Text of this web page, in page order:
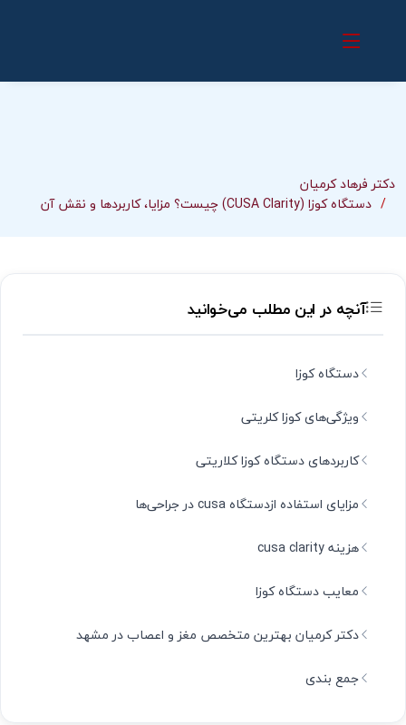
دکتر فرهاد کرمیان
دستگاه کوزا (CUSA Clarity) چیست؟ مزایا، کاربردها و نقش آن
آنچه در این مطلب می‌خوانید
دستگاه کوزا
ویژگی‌های کوزا کلریتی
کاربردهای دستگاه کوزا کلاریتی
مزایای استفاده ازدستگاه cusa در جراحی‌ها
هزینه cusa clarity
معایب دستگاه کوزا
دکتر کرمیان بهترین متخصص مغز و اعصاب در مشهد
جمع بندی